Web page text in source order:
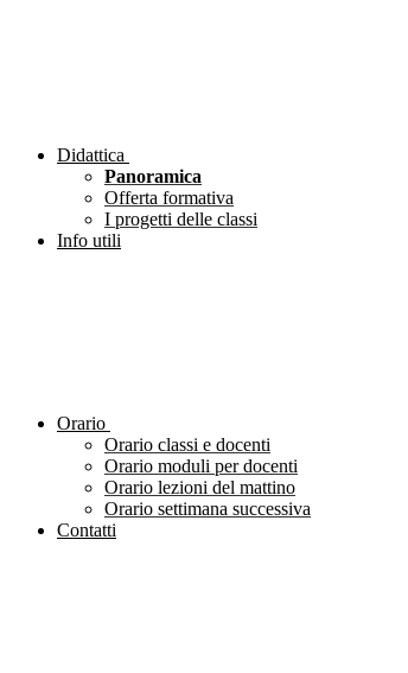
Didattica
Panoramica
Offerta formativa
I progetti delle classi
Info utili
Orario
Orario classi e docenti
Orario moduli per docenti
Orario lezioni del mattino
Orario settimana successiva
Contatti